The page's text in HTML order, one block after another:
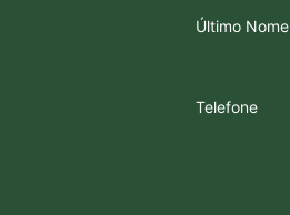
Último Nome
Telefone